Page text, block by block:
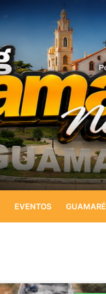
EVENTOS GUAMARÉ